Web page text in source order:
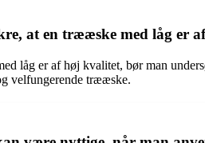
at en trææske med låg er
låg er af høj kvalitet, bør man
velfungerende trææske.